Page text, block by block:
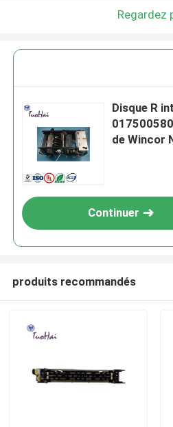
Regardez
Disque R
de Wincor
Continuer
produits recommandés